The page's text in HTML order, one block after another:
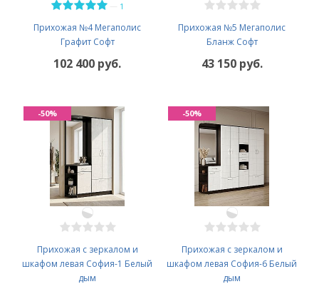
1
Прихожая №4 Мегаполис
Графит Софт
102 400 руб.
Прихожая №5 Мегаполис
Бланж Софт
43 150 руб.
Прихожая с зеркалом и
шкафом левая София-1 Белый
дым
-50%
Прихожая с зеркалом и
шкафом левая София-6 Белый
дым
-50%